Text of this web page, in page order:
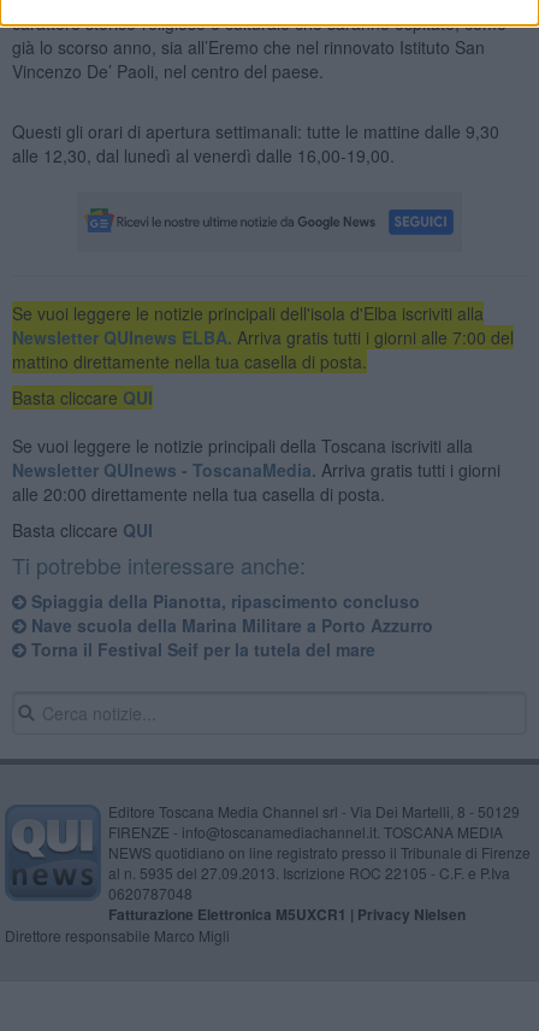
carattere storico-religioso e culturale che saranno ospitate, come
già lo scorso anno, sia all’Eremo che nel rinnovato Istituto San
Vincenzo De’ Paoli, nel centro del paese.
Questi gli orari di apertura settimanali: tutte le mattine dalle 9,30
alle 12,30,⁠ ⁠dal lunedì al venerdì dalle 16,00-19,00.
Se vuoi leggere le notizie principali dell'isola d'Elba iscriviti alla
Newsletter QUInews ELBA. Arriva gratis tutti i giorni alle 7:00 del
mattino direttamente nella tua casella di posta.
Basta cliccare QUI
Se vuoi leggere le notizie principali della Toscana iscriviti alla
Newsletter QUInews - ToscanaMedia. Arriva gratis tutti i giorni
alle 20:00 direttamente nella tua casella di posta.
Basta cliccare QUI
Ti potrebbe interessare anche:
Spiaggia della Pianotta, ripascimento concluso
Nave scuola della Marina Militare a Porto Azzurro
Torna il Festival Seif per la tutela del mare
Editore Toscana Media Channel srl - Via Dei Martelli, 8 - 50129
FIRENZE - info@toscanamediachannel.it. TOSCANA MEDIA
NEWS quotidiano on line registrato presso il Tribunale di Firenze
al n. 5935 del 27.09.2013. Iscrizione ROC 22105 - C.F. e P.Iva
0620787048
Fatturazione Elettronica M5UXCR1 | Privacy Nielsen
Direttore responsabile Marco Migli